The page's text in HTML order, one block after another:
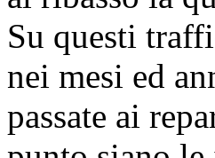
Su questi
nei mesi ed
passate ai